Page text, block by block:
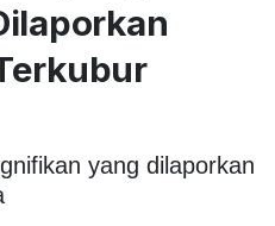
yang dilaporkan